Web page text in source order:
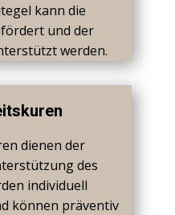
kann die
und der
werden.
dienen der
des
individuell
können präventiv